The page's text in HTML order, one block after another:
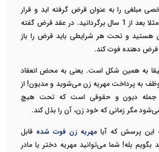
مبلغی را به عنوان قرض گرفته اید و قرار
شده این مبلغ را مثلا بعد از 1 سال برگردانید. در عقد قرض گفته
هستید و تحت هر شرایطی باید قرض را باز
قرض دهنده فوت کند.
به همین شکل است. یعنی به محض انعقاد
به پرداخت مهریه زن می‌شوید و مدیون! از
جمله دیون و حقوقی است که تحت هیچ
مگر زمانی که خود زن، آن را بذل کند.
پرسش که آیا مهریه زن فوت شده قابل
بگویم بله! شما می‌توانید مهریه دختر یا مادر